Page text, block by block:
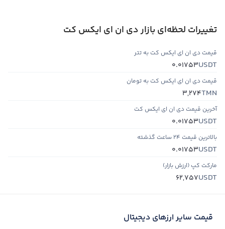
تغییرات لحظه‌ای بازار دی ان ای ایکس کت
قیمت دی ان ای ایکس کت به تتر
USDT
0.01753
قیمت دی ان ای ایکس کت به تومان
TMN
3,274
آخرین قیمت دی ان ای ایکس کت
USDT
0.01753
بالاترین قیمت ۲۴ ساعت گذشته
USDT
0.01753
مارکت کپ (ارزش بازار)
USDT
62,757
قیمت سایر ارزهای دیجیتال